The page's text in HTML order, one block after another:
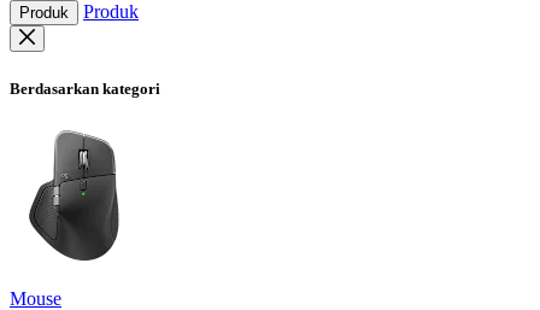
Produk Produk
Berdasarkan kategori
Mouse